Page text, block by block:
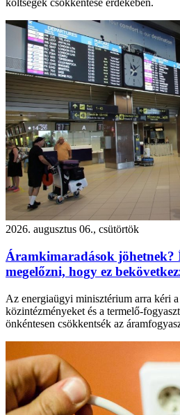
költségek csökkentése érdekében.
2026. augusztus 06., csütörtök
Áramkimaradások
megelőzni, hogy ez
Az energiaügyi minisztérium arra kéri
közintézményeket és a termelő-
önkéntesen csökkentsék az